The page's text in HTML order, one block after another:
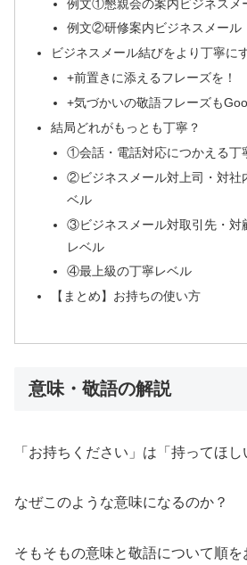
例文①懇親会の案内ビジネスメ
例文②研修案内ビジネスメール
ビジネスメール結びをより丁寧に
+前置きに添えるフレーズを！
+気づかいの敬語フレーズも
結局どれがもっとも丁寧？
①会話・電話対応につかえる丁
②ビジネスメール対上司・対社
ベル
③ビジネスメール対取引先・対
レベル
④最上級の丁寧レベル
【まとめ】お持ちの使い方
意味・敬語の解説
「お持ちください」は「持ってほし
なぜこのような意味になるのか？
そもそもの意味と敬語について順を